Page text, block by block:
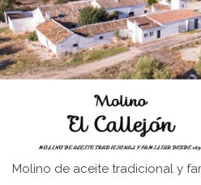
Juntar las letras. La alfabetización
campo: del afán de saber a la
autogestión
Historia y vivencias del poblado de
Molino de aceite tradicional y